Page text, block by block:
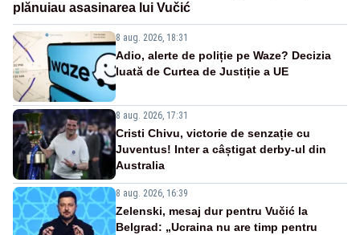
plănuiau asasinarea lui Vučić
8 aug. 2026, 18:31
Adio, alerte de poliție pe Waze? Decizia
luată de Curtea de Justiție a UE
8 aug. 2026, 17:31
Cristi Chivu, victorie de senzație cu
Juventus! Inter a câștigat derby-ul din
Australia
8 aug. 2026, 16:39
Zelenski, mesaj dur pentru Vučić la
Belgrad: „Ucraina nu are timp pentru